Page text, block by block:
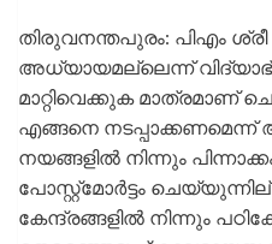
തിരുവനന്തപുരം: പിഎം
അധ്യായമല്ലെന്ന്
മാറ്റിവെക്കുക മാത്രമാണ്
എങ്ങനെ നടപ്പാക്കണമെന്ന്
നയങ്ങളില്‍ നിന്നും
പോസ്റ്റ്‌മോര്‍ട്ടം
കേന്ദ്രങ്ങളില്‍ നിന്നും